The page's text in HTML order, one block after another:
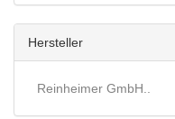
Hersteller
Reinheimer GmbH..